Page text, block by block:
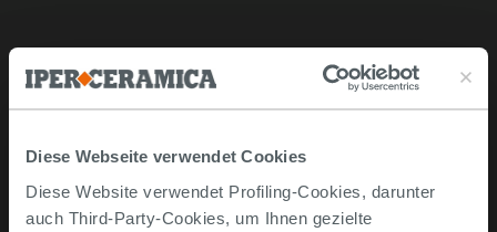
Diese Webseite verwendet Cookies
Diese Website verwendet Profiling-Cookies, darunter
auch Third-Party-Cookies, um Ihnen gezielte
Online kaufen
Bestellen Sie mit uns
Wie man online kauft
Lieferzeiten und -kosten